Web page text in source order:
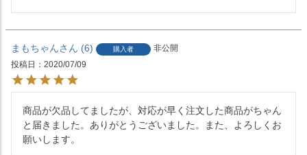
まもちゃん 6 購入者
非公開
投稿日
2020/07/09
商品が欠品してましたが、対応が早く注文した商品がちゃん
と届きました。ありがとうございました。また、よろしくお
願いします。